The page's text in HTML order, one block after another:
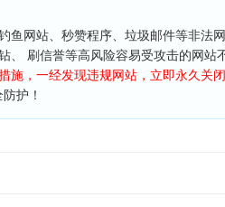
网站、秒赞程序、垃圾邮件等非法
刷信誉等高风险容易受攻击的网
施，一经发现违规网站，立即永久关
护！